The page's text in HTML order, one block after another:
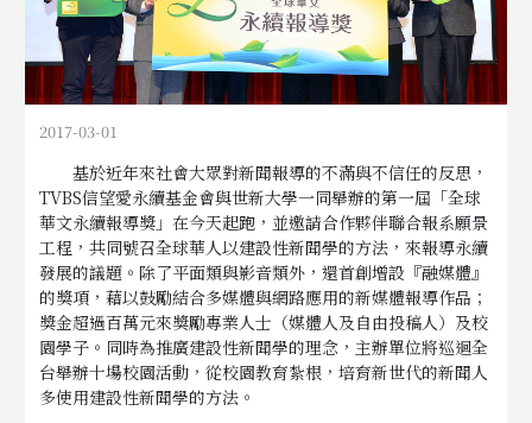
2017-03-01
基於近年來社會大眾對新聞報導的不滿與不信任的反思，
TVBS信望愛永續基金會與世新大學一同舉辦的第一屆「全球
華文永續報導獎」在今天起跑，並邀請合作夥伴聯合報系願景
工程，共同號召全球華人以建設性新聞學的方法，來報導永續
發展的議題。除了平面類與影音類外，還首創增設『融媒體』
的獎項，藉以鼓勵結合多媒體與網路應用的新媒體報導作品；
獎金超過百萬元來獎勵專業人士（媒體人及自由投稿人）及校
園學子。同時為推廣建設性新聞學的理念，主辦單位將巡迴全
台舉辦十場校園活動，從校園教育紮根，培育新世代的新聞人
多使用建設性新聞學的方法。